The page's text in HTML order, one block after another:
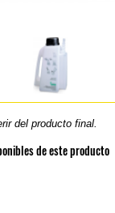
del producto final.
de este producto